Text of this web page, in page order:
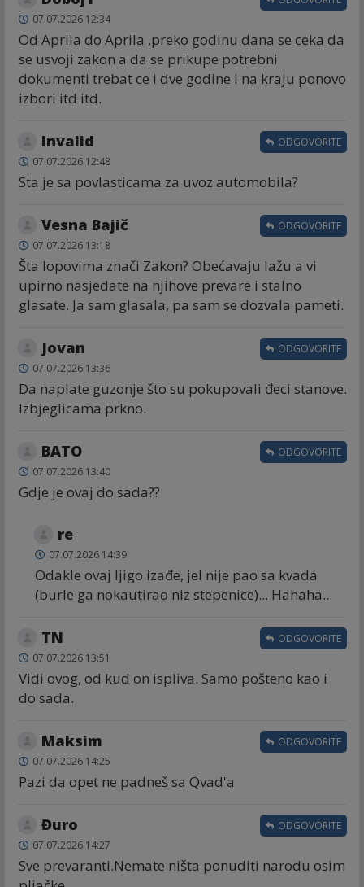
07.07.2026 12:34
Od Aprila do Aprila ,preko godinu dana se ceka da
se usvoji zakon a da se prikupe potrebni
dokumenti trebat ce i dve godine i na kraju ponovo
izbori itd itd.
Invalid
07.07.2026 12:48
Sta je sa povlasticama za uvoz automobila?
ODGOVORITE
Vesna Bajič
07.07.2026 13:18
Šta lopovima znači Zakon? Obećavaju lažu a vi
upirno nasjedate na njihove prevare i stalno
glasate. Ja sam glasala, pa sam se dozvala pameti.
ODGOVORITE
Jovan
07.07.2026 13:36
Da naplate guzonje što su pokupovali đeci stanove.
Izbjeglicama prkno.
ODGOVORITE
BATO
07.07.2026 13:40
Gdje je ovaj do sada??
ODGOVORITE
re
07.07.2026 14:39
Odakle ovaj ljigo izađe, jel nije pao sa kvada
(burle ga nokautirao niz stepenice)... Hahaha...
TN
07.07.2026 13:51
Vidi ovog, od kud on ispliva. Samo pošteno kao i
do sada.
ODGOVORITE
Maksim
07.07.2026 14:25
Pazi da opet ne padneš sa Qvad'a
ODGOVORITE
Đuro
07.07.2026 14:27
Sve prevaranti.Nemate ništa ponuditi narodu osim
ODGOVORITE